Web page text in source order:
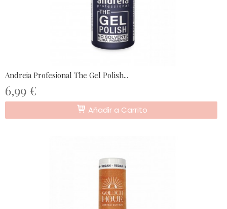
Andreia Profesional The Gel Polish...
6,99 €
Añadir a Carrito